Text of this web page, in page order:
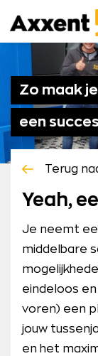
naar
content
Axxent
B.V.
Vacatures
Blog
Contact
Mijn Axxent
Zo maak
een
Terug
Yeah,
Je neemt
middelbare
eindeloos
voren) een
jouw
en het